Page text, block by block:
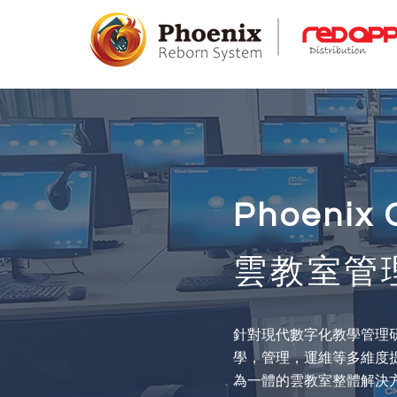
Phoenix
雲教室管
針對現代數字化教學管理
學，管理，運維等多維度
為一體的雲教室整體解決